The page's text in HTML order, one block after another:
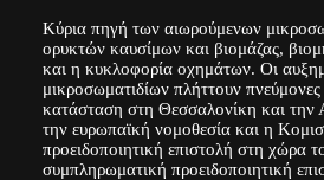
Κύρια πηγή των αιωρούμενων
ορυκτών καυσίμων και βιομάζας,
και η κυκλοφορία οχημάτων. Οι
μικροσωματιδίων πλήττουν
κατάσταση στη Θεσσαλονίκη και την
την ευρωπαϊκή νομοθεσία και η
προειδοποιητική επιστολή στη χώρα
συμπληρωματική προειδοποιητική